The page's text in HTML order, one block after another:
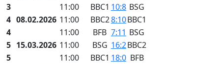
3
11:00 BBC1 10:8 BSG
4 08.02.2026 11:00 BBC28:10BBC1
4
11:00 BFB 7:11 BSG
5 15.03.2026 11:00 BSG 16:2BBC2
5
11:00 BBC1 18:0 BFB